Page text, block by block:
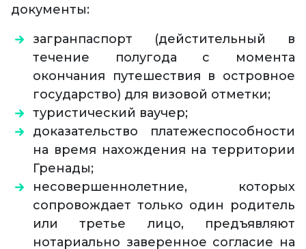
документы:
загранпаспорт (дейстительный в
течение полугода с момента
окончания путешествия в островное
государство) для визовой отметки;
туристический ваучер;
доказательство платежеспособности
на время нахождения на территории
Гренады;
несовершеннолетние, которых
сопровождает только один родитель
или третье лицо, предъявляют
нотариально заверенное согласие на